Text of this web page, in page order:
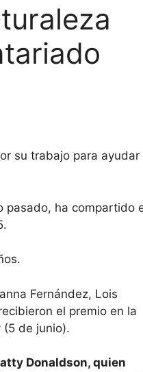
su trabajo para ayudar
pasado, ha compartido
Fernández, Lois
el premio en la
(5 de junio).
Donaldson, quien